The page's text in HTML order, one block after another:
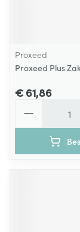
Proxeed
Proxeed Plus
€ 61,86